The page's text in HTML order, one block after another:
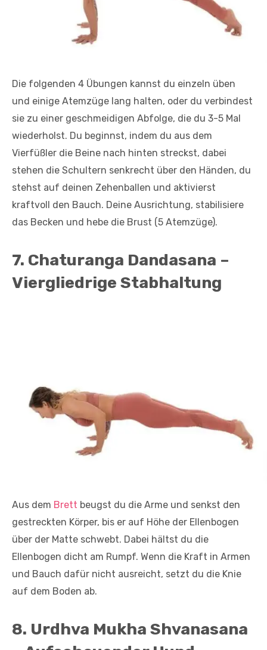
Die folgenden 4 Übungen kannst du einzeln üben
und einige Atemzüge lang halten, oder du verbindest
sie zu einer geschmeidigen Abfolge, die du 3-5 Mal
wiederholst. Du beginnst, indem du aus dem
Vierfüßler die Beine nach hinten streckst, dabei
stehen die Schultern senkrecht über den Händen, du
stehst auf deinen Zehenballen und aktivierst
kraftvoll den Bauch. Deine Ausrichtung, stabilisiere
das Becken und hebe die Brust (5 Atemzüge).
7. Chaturanga Dandasana –
Viergliedrige Stabhaltung
Aus dem Brett beugst du die Arme und senkst den
gestreckten Körper, bis er auf Höhe der Ellenbogen
über der Matte schwebt. Dabei hältst du die
Ellenbogen dicht am Rumpf. Wenn die Kraft in Armen
und Bauch dafür nicht ausreicht, setzt du die Knie
auf dem Boden ab.
8. Urdhva Mukha Shvanasana